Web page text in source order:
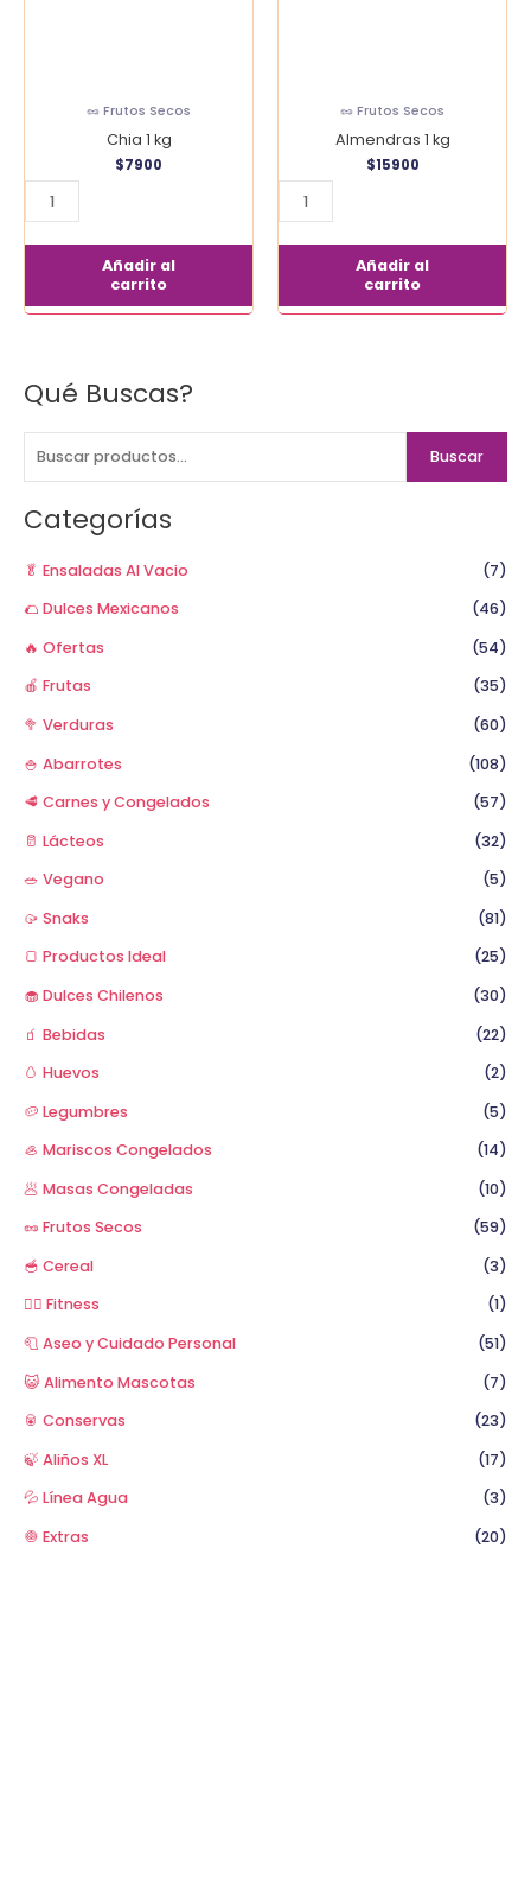
Qué Buscas?
B
c
a
p
Buscar
Categorías
🥬 Ensaladas Al Vacio
(7)
🌮 Dulces Mexicanos
(46)
🔥 Ofertas
(54)
🍎 Frutas
(35)
🥦 Verduras
(60)
🍚 Abarrotes
(108)
🥩 Carnes y Congelados
(57)
🥛 Lácteos
(32)
🥗 Vegano
(5)
🥠 Snaks
(81)
🍞 Productos Ideal
(25)
🧁 Dulces Chilenos
(30)
🧃 Bebidas
(22)
🥚 Huevos
(2)
🥔 Legumbres
(5)
🦪 Mariscos Congelados
(14)
🥟 Masas Congeladas
(10)
🥜 Frutos Secos
(59)
🥣 Cereal
(3)
🏋️‍♂️ Fitness
(1)
🧻 Aseo y Cuidado Personal
(51)
😺 Alimento Mascotas
(7)
🥫 Conservas
(23)
🍃 Aliños XL
(17)
💦 Línea Agua
(3)
🧅 Extras
(20)
🥜 Frutos Secos
Chia 1 kg
$7900
Añadir al
carrito
🥜 Frutos Secos
Almendras 1 kg
$15900
Añadir al
carrito